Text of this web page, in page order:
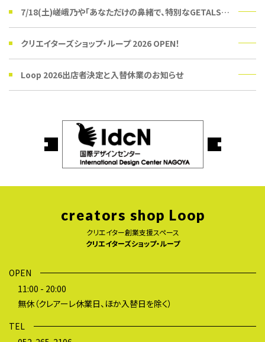
7/18(土)嵯峨乃や「あなただけの鼻緒で、特別なGETALSを。」受注会
クリエイターズショップ・ループ 2026 OPEN！
Loop 2026出店者決定と入替休業のお知らせ
creators shop Loop
クリエイター創業支援スペース
クリエイターズショップ・ループ
OPEN
11:00 - 20:00
無休（クレアーレ休業日、ほか入替日を除く）
TEL